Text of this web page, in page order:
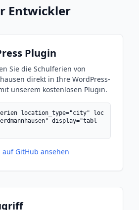
Entwickler
Plugin
Sie die Schulferien von
direkt in Ihre WordPress-
unserem kostenlosen Plugin.
location_type="city" loc
display="tabl
auf GitHub ansehen